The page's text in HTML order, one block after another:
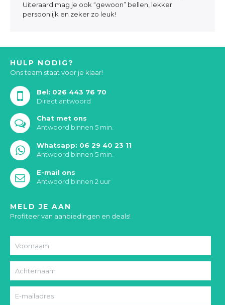
Uiteraard mag je ook “gewoon” bellen, lekker
persoonlijk en zeker zo leuk!
HULP NODIG?
Ons team staat voor je klaar!
Bel: 026 443 76 70
Direct antwoord
Chat met ons
Antwoord binnen 5 min.
Whatsapp: 06 29 40 23 11
Antwoord binnen 5 min.
E-mail ons
Antwoord binnen 2 uur
MELD JE AAN
Profiteer van aanbiedingen en deals!